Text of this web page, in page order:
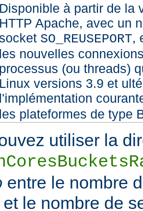
Disponible à partir de la
HTTP Apache, avec un
socket SO_REUSEPORT,
les nouvelles
processus (ou threads)
Linux versions 3.9 et
l'implémentation
les plateformes de type
utiliser la
entre le nombre
le nombre de